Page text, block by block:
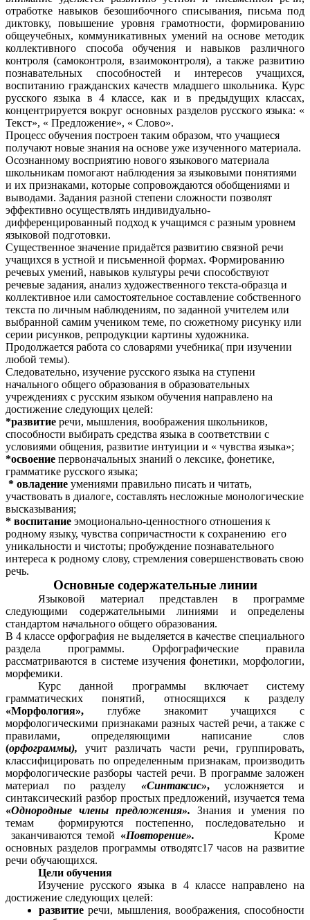
отработке навыков безошибочного списывания, письма под
диктовку, повышение уровня грамотности, формированию
общеучебных, коммуникативных умений на основе методик
коллективного способа обучения и навыков различного
контроля (самоконтроля, взаимоконтроля), а также развитию
познавательных способностей и интересов учащихся,
воспитанию гражданских качеств младшего школьника. Курс
русского языка в 4 классе, как и в предыдущих классах,
концентрируется вокруг основных разделов русского языка: «
Текст», « Предложение», « Слово».
Процесс обучения построен таким образом, что учащиеся
получают новые знания на основе уже изученного материала.
Осознанному восприятию нового языкового материала
школьникам помогают наблюдения за языковыми понятиями
и их признаками, которые сопровождаются обобщениями и
выводами. Задания разной степени сложности позволят
эффективно осуществлять индивидуально-
дифференцированный подход к учащимся с разным уровнем
языковой подготовки.
Существенное значение придаётся развитию связной речи
учащихся в устной и письменной формах. Формированию
речевых умений, навыков культуры речи способствуют
речевые задания, анализ художественного текста-образца и
коллективное или самостоятельное составление собственного
текста по личным наблюдениям, по заданной учителем или
выбранной самим учеником теме, по сюжетному рисунку или
серии рисунков, репродукции картины художника.
Продолжается работа со словарями учебника( при изучении
любой темы).
Следовательно, изучение русского языка на ступени
начального общего образования в образовательных
учреждениях с русским языком обучения направлено на
достижение следующих целей:
*развитие речи, мышления, воображения школьников,
способности выбирать средства языка в соответствии с
условиями общения, развитие интуиции и « чувства языка»;
*освоение первоначальных знаний о лексике, фонетике,
грамматике русского языка;
* овладение умениями правильно писать и читать,
участвовать в диалоге, составлять несложные монологические
высказывания;
* воспитание эмоционально-ценностного отношения к
родному языку, чувства сопричастности к сохранению его
уникальности и чистоты; пробуждение познавательного
интереса к родному слову, стремления совершенствовать свою
речь.
Основные содержательные линии
Языковой материал представлен в программе
следующими содержательными линиями и определены
стандартом начального общего образования.
В 4 классе орфография не выделяется в качестве специального
раздела программы. Орфографические правила
рассматриваются в системе изучения фонетики, морфологии,
морфемики.
Курс данной программы включает систему
грамматических понятий, относящихся к разделу
«Морфология», глубже знакомит учащихся с
морфологическими признаками разных частей речи, а также с
правилами, определяющими написание слов
(орфограммы),
учит различать части речи, группировать,
классифицировать по определенным признакам, производить
морфологические разборы частей речи. В программе заложен
материал по разделу
«Синтаксис»,усложняется и
синтаксический разбор простых предложений, изучается тема
«Однородные члены предложения». Знания и умения по
темам формируются постепенно, последовательно и
заканчиваются темой «Повторение». Кроме
основных разделов программы отводятс17 часов на развитие
речи обучающихся.
Цели обучения
Изучение русского языка в 4 классе направлено на
достижение следующих целей:
развитие речи, мышления, воображения, способности